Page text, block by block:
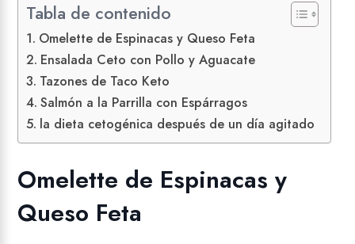
Tabla de contenido
Omelette de Espinacas y Queso Feta
Ensalada Ceto con Pollo y Aguacate
Tazones de Taco Keto
Salmón a la Parrilla con Espárragos
la dieta cetogénica después de un día agitado
Omelette de Espinacas y
Queso Feta